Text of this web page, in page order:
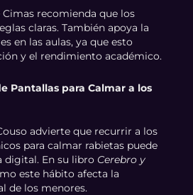
recomienda que los
claras. También apoya la
en las aulas, ya que esto
y el rendimiento académico.
Pantallas para Calmar a los
advierte que recurrir a los
para calmar rabietas puede
digital. En su libro Cerebro y
este hábito afecta la
de los menores.